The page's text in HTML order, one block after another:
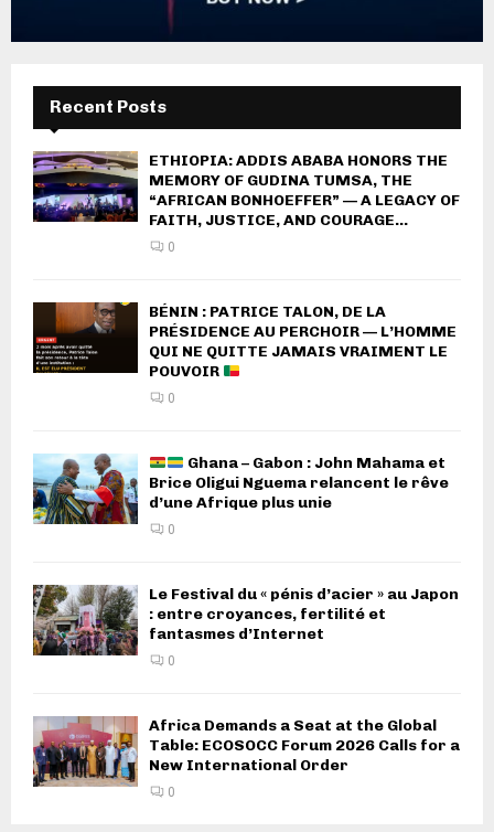
Recent Posts
ETHIOPIA: ADDIS ABABA HONORS THE
MEMORY OF GUDINA TUMSA, THE
“AFRICAN BONHOEFFER” — A LEGACY OF
FAITH, JUSTICE, AND COURAGE...
0
BÉNIN : PATRICE TALON, DE LA
PRÉSIDENCE AU PERCHOIR — L’HOMME
QUI NE QUITTE JAMAIS VRAIMENT LE
POUVOIR
0
Ghana – Gabon : John Mahama et
Brice Oligui Nguema relancent le rêve
d’une Afrique plus unie
0
Le Festival du « pénis d’acier » au Japon
: entre croyances, fertilité et
fantasmes d’Internet
0
Africa Demands a Seat at the Global
Table: ECOSOCC Forum 2026 Calls for a
New International Order
0